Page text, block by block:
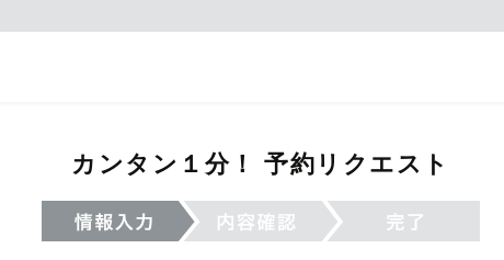
カンタン１分！ 予約リクエスト